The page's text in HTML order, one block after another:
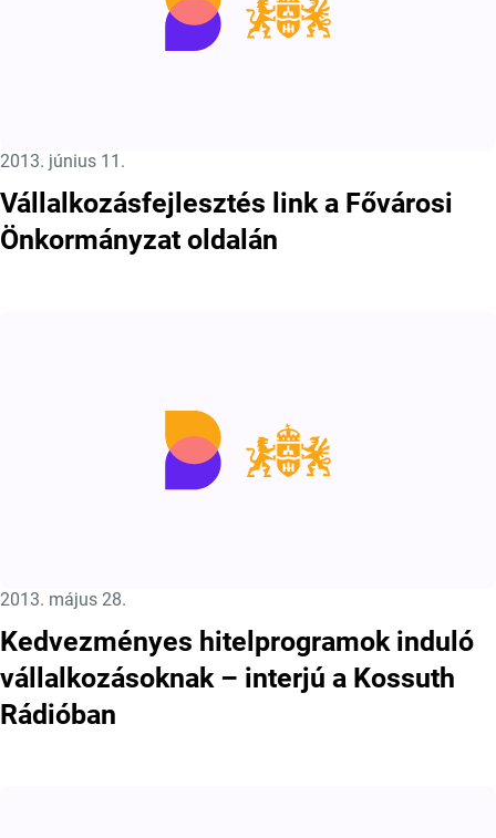
Közzétéve:
2013. június 11.
Vállalkozásfejlesztés link a Fővárosi
Önkormányzat oldalán
Közzétéve:
2013. május 28.
Kedvezményes hitelprogramok induló
vállalkozásoknak – interjú a Kossuth
Rádióban